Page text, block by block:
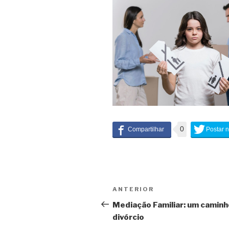
0
Navegação
de
artigos
Conteúdo
anterior
ANTERIOR
Mediação Familiar: um
divórcio